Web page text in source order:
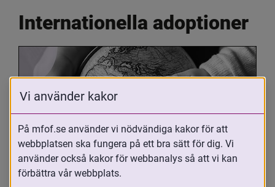
Internationella adoptioner
Oavsett om du är adopterad,
adoptivförälder eller arbetar med
Vi använder kakor
På mfof.se använder vi nödvändiga kakor för att
webbplatsen ska fungera på ett bra sätt för dig. Vi
använder också kakor för webbanalys så att vi kan
förbättra vår webbplats.